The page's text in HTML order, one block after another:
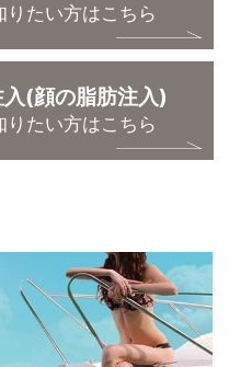
りたい方はこちら
(顔の脂肪注入)
りたい方はこちら